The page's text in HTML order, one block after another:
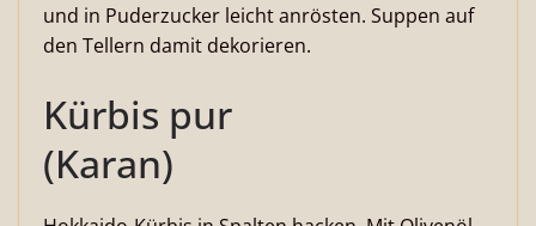
und in Puderzucker leicht anrösten. Suppen auf
den Tellern damit dekorieren.
Kürbis pur
(Karan)